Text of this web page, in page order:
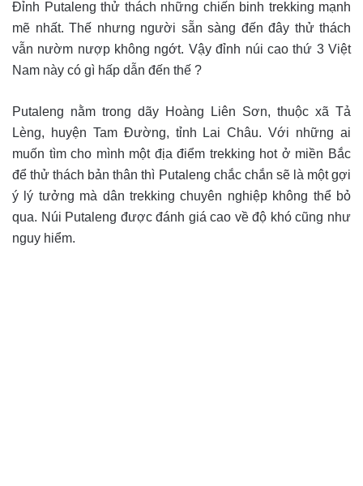
Đỉnh Putaleng thử thách những chiến binh trekking mạnh
mẽ nhất. Thế nhưng người sẵn sàng đến đây thử thách
vẫn nườm nượp không ngớt. Vậy đỉnh núi cao thứ 3 Việt
Nam này có gì hấp dẫn đến thế ?
Putaleng nằm trong dãy Hoàng Liên Sơn, thuộc xã Tả
Lèng, huyện Tam Đường, tỉnh Lai Châu. Với những ai
muốn tìm cho mình một địa điểm trekking hot ở miền Bắc
để thử thách bản thân thì Putaleng chắc chắn sẽ là một gợi
ý lý tưởng mà dân trekking chuyên nghiệp không thể bỏ
qua. Núi Putaleng được đánh giá cao về độ khó cũng như
nguy hiểm.